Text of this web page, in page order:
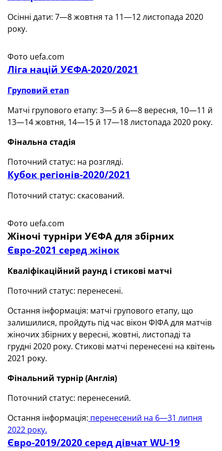
Осінні дати: 7—8 жовтня та 11—12 листопада 2020
року.
Фото uefa.com
Ліга націй УЄФА-2020/2021
Груповий етап
Матчі групового етапу: 3—5 й 6—8 вересня, 10—11 й
13—14 жовтня, 14—15 й 17—18 листопада 2020 року.
Фінальна стадія
Поточний статус: на розгляді.
Кубок регіонів-2020/2021
Поточний статус: скасований.
Фото uefa.com
Жіночі турніри УЄФА для збірних
Євро-2021 серед жінок
Кваліфікаційний раунд і стикові матчі
Поточний статус: перенесені.
Остання інформація: матчі групового етапу, що
залишилися, пройдуть під час вікон ФІФА для матчів
жіночих збірних у вересні, жовтні, листопаді та
грудні 2020 року. Стикові матчі перенесені на квітень
2021 року.
Фінальний турнір(Англія)
Поточний статус: перенесений.
Остання інформація: перенесений на 6—31 липня
2022 року.
Євро-2019/2020 серед дівчат WU-19